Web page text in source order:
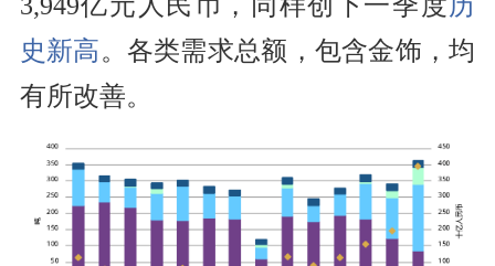
3,949亿元人民币，同样创下一季度历
史新高。各类需求总额，包含金饰，均
有所改善。